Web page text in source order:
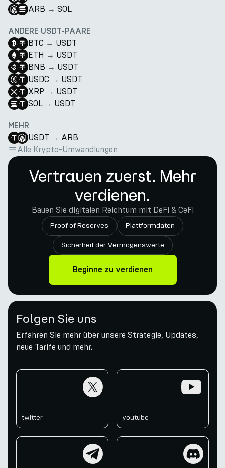
ARB → SOL
ANDERE USDT-PAARE
BTC → USDT
ETH → USDT
BNB → USDT
USDC → USDT
XRP → USDT
SOL → USDT
MEHR
USDT → ARB
Alle Krypto-Umwandlungen
Vertrauen zuerst. Mehr
verdienen.
Bauen Sie digitalen Reichtum mit DeFi & CeFi
Proof of Reserves Plattformdaten
Sicherheit der Vermögenswerte
Beginne zu verdienen
Folgen Sie uns
Erfahren Sie mehr über unsere Strategie, Updates,
neue Tarife und mehr.
twitter youtube